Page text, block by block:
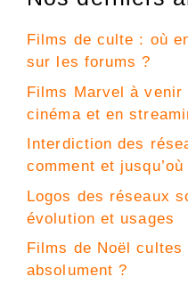
Films de culte : où
sur les forums ?
Films Marvel à
cinéma et en
Interdiction des
comment et jusqu’où
Logos des réseaux
évolution et usages
Films de Noël
absolument ?